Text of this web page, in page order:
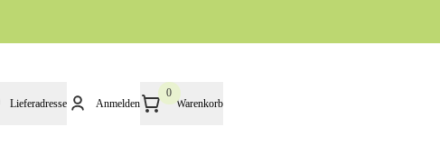
Lieferadresse Anmelden
0
Warenkorb